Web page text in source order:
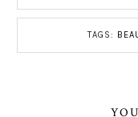
TAGS: